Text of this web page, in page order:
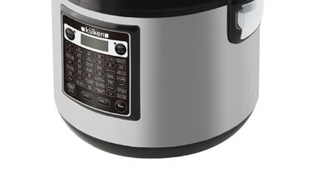
inox.2pc. 800 w.
kuken
Socio: 25,76€
abitual: 43,00€
Tostadora
inox.2pc.1000w.grande
kuken
Socio
abitual: 57,60€
inox.4pc.1400w.kuken
ocio: 36,54€
2pc. 850 w. kuken
ocio: 21,26€
abitual: 36,61€